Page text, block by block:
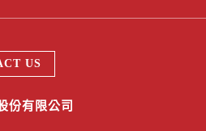
US
份有限公司